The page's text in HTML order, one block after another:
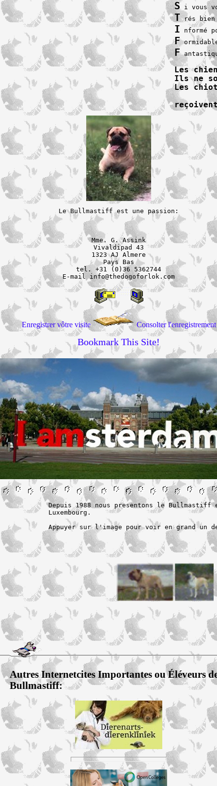
S
T
I
F
F
Les
Ils ne
Le Bullmastiff est une passion:
Mme. G. Assink
Vivaldipad 43
1323 AJ Almere
Pays Bas
tel. +31 (0)36 5362744
E-mail info@thedogoforlok.com
Enregistrer vôtre visite Consolter l'enregistrement
Bookmark This Site!
Depuis 1988 nous presentons le
Luxembourg.
Appuyer sur l'image pour voir en grand un
Autres Internetcites Importantes ou Éléveurs
Bullmastiff: